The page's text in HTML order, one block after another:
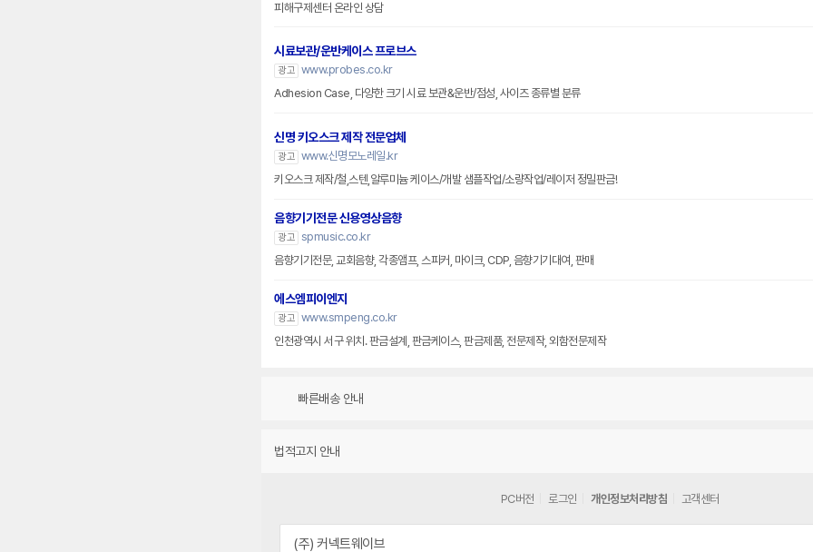
피해구제센터 온라인 상담
시료보관/운반케이스 프로브스
광고 www.probes.co.kr
Adhesion Case, 다양한 크기 시료 보관&운반/점성, 사이즈 종류별 분류
신명 키오스크 제작 전문업체
광고 www.신명모노레일.kr
키오스크 제작/철,스텐,알루미늄 케이스/개발 샘플작업/소량작업/레이저 정밀판금!
음향기기전문 신용영상음향
광고 spmusic.co.kr
음향기기전문, 교회음향, 각종앰프, 스피커, 마이크, CDP, 음향기기대여, 판매
에스엠피이엔지
광고 www.smpeng.co.kr
인천광역시 서구 위치. 판금설계, 판금케이스, 판금제품, 전문제작, 외함전문제작
빠른배송 안내
법적고지 안내
PC버전 로그인 개인정보처리방침 고객센터
(주) 커넥트웨이브